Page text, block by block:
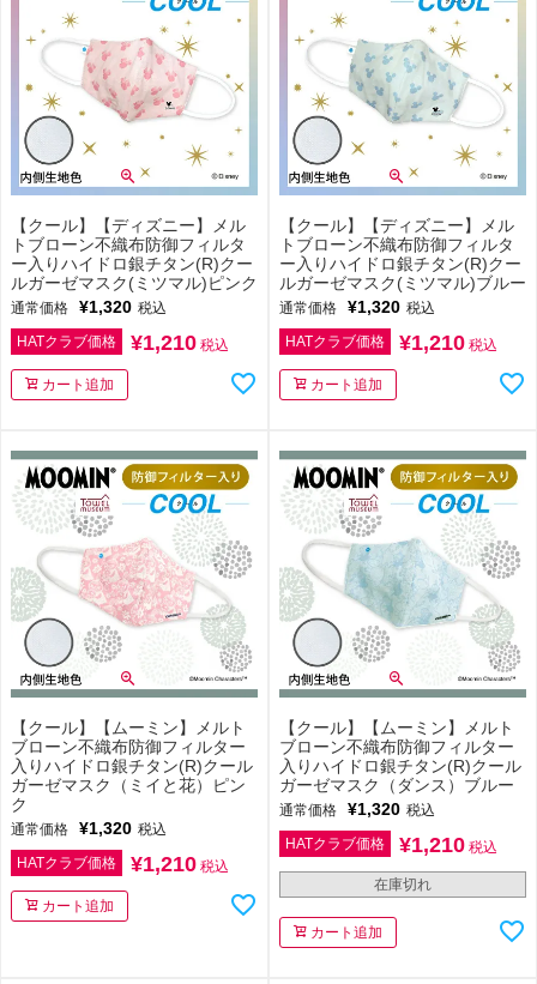
【クール】【ディズニー】メル
トブローン不織布防御フィルタ
ー入りハイドロ銀チタン(R)クー
ルガーゼマスク(ミツマル)ピンク
通常価格 ¥1,320 税込
HATクラブ価格
¥1,210 税込
カート追加
【クール】【ディズニー】メル
トブローン不織布防御フィルタ
ー入りハイドロ銀チタン(R)クー
ルガーゼマスク(ミツマル)ブルー
通常価格 ¥1,320 税込
HATクラブ価格
¥1,210 税込
カート追加
【クール】【ムーミン】メルト
ブローン不織布防御フィルター
入りハイドロ銀チタン(R)クール
ガーゼマスク（ミイと花）ピン
ク
通常価格 ¥1,320 税込
HATクラブ価格
¥1,210 税込
カート追加
【クール】【ムーミン】メルト
ブローン不織布防御フィルター
入りハイドロ銀チタン(R)クール
ガーゼマスク（ダンス）ブルー
通常価格 ¥1,320 税込
HATクラブ価格
¥1,210 税込
在庫切れ
カート追加